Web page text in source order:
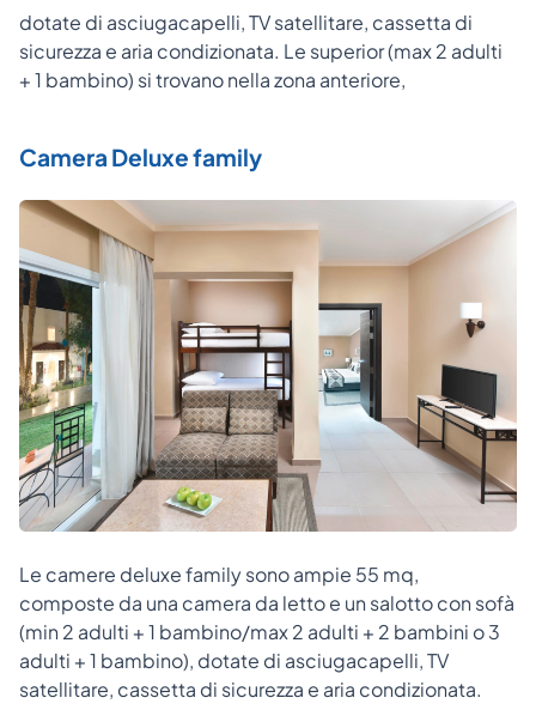
dotate di asciugacapelli, TV satellitare, cassetta di
sicurezza e aria condizionata. Le superior (max 2 adulti
+ 1 bambino) si trovano nella zona anteriore,
Camera Deluxe family
Le camere deluxe family sono ampie 55 mq,
composte da una camera da letto e un salotto con sofà
(min 2 adulti + 1 bambino/max 2 adulti + 2 bambini o 3
adulti + 1 bambino), dotate di asciugacapelli, TV
satellitare, cassetta di sicurezza e aria condizionata.